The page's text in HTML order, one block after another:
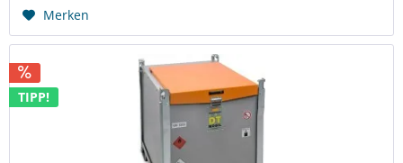
Merken
TIPP!